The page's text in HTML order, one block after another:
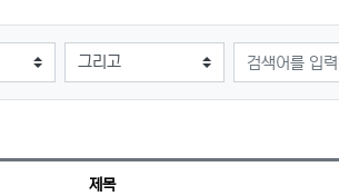
검색어
제목